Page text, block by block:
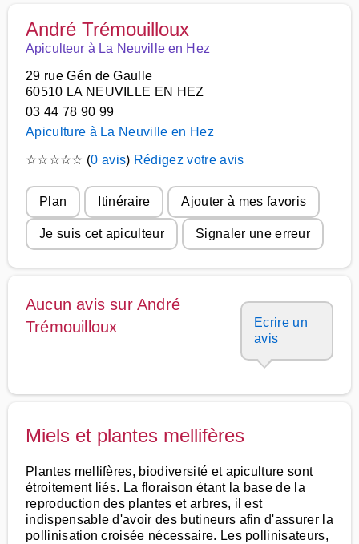
André Trémouilloux
Apiculteur à La Neuville en Hez
29 rue Gén de Gaulle
60510 LA NEUVILLE EN HEZ
03 44 78 90 99
Apiculture à La Neuville en Hez
☆☆☆☆☆ (0 avis) Rédigez votre avis
Plan Itinéraire Ajouter à mes favoris
Je suis cet apiculteur Signaler une erreur
Aucun avis sur André
Trémouilloux
Ecrire un
avis
Miels et plantes mellifères
Plantes mellifères, biodiversité et apiculture sont
étroitement liés. La floraison étant la base de la
reproduction des plantes et arbres, il est
indispensable d'avoir des butineurs afin d'assurer la
pollinisation croisée nécessaire. Les pollinisateurs,